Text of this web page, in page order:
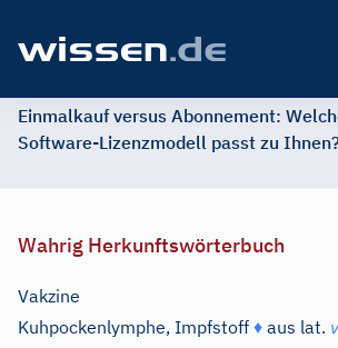
Einmalkauf versus Abonnement:
Software-Lizenzmodell passt zu
Wahrig Herkunftswörterbuch
Vakzine
Kuhpockenlymphe, Impfstoff ♦ aus lat.